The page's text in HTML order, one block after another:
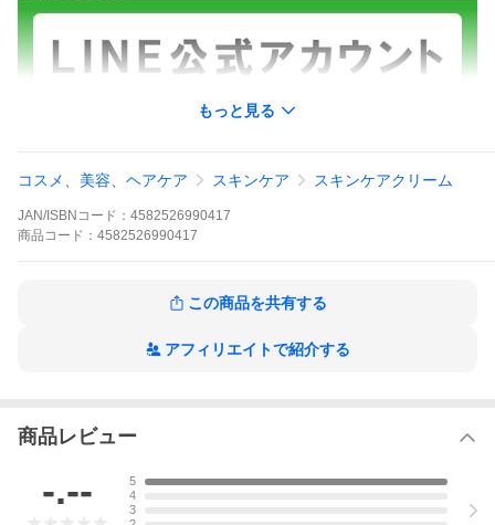
もっと見る
コスメ、美容、ヘアケア スキンケア スキンケアクリーム
JAN/ISBNコード： 4582526990417
商品 コード： 4582526990417
この商品を共有する
アフィリエイトで紹介する
商品レビュー
-.--
5
4
3